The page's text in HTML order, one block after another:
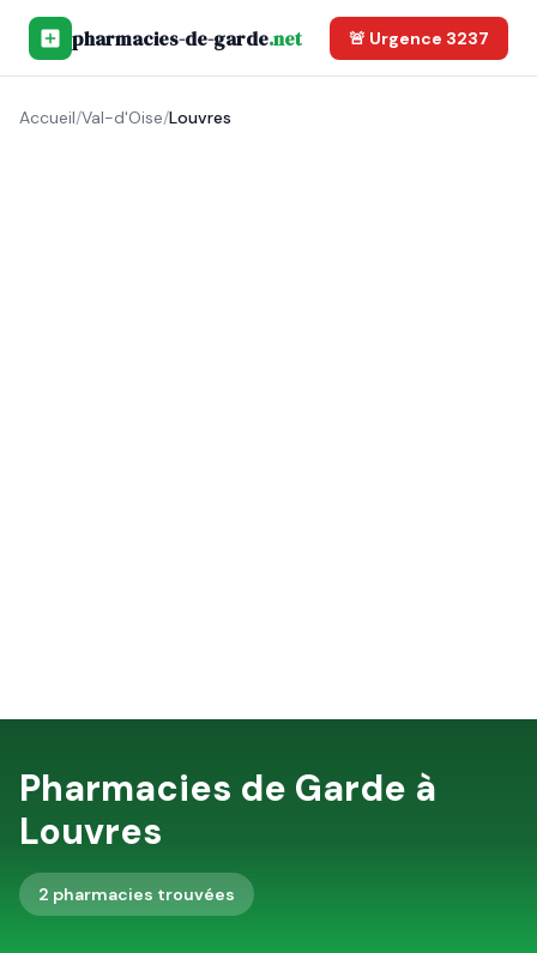
pharmacies-de-garde.net 🚨 Urgence 3237
Accueil/Val-d'Oise/Louvres
Pharmacies de Garde à
Louvres
2 pharmacies trouvées